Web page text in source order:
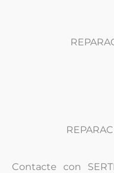
Contacte con